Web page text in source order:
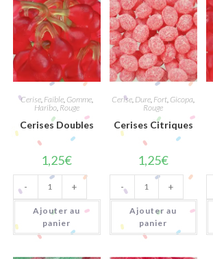
Cerise, Faible, Gomme,
Haribo, Rouge
Cerises Doubles
1,25€
quantité
de
Cerises
Doubles
- +
Ajouter au
panier
Cerise Dure Fort Gicopa
Rouge
Cerises Citriques
1,25€
quantité
de
Cerises
Citriques
- +
Ajouter au
panier